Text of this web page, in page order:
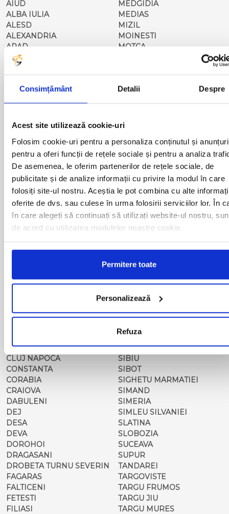
Consimțământ Detalii Despre
Acest site utilizează cookie-uri
Folosim cookie-uri pentru a personaliza conținutul și
pentru a oferi funcții de rețele sociale și pentru a analiza
De asemenea, le oferim partenerilor de rețele sociale, de
publicitate și de analize informații cu privire la modul în care
folosiți site-ul nostru. Aceștia le pot combina cu alte
oferite de dvs. sau culese în urma folosirii serviciilor lor. În
în care alegeți să continuați să utilizați website-ul nostru,
de acord cu utilizarea modulelor noastre cookie.
Permitere toate
Personalizează
Refuza
AIUD
ALBA IULIA
ALESD
ALEXANDRIA
ARAD
BACAU
BAIA MARE
BAILESTI
BALS-IS
BARCA
BECHET
BECLEAN
BISTRET
BISTRITA
BLAJ
BOTOSANI
BRAILA
BRASOV
BUCURESTI AGENTIE
BUZAU
CALAFAT
CAMPULUNG
CARANSEBES
CERNAVODA
CLUJ NAPOCA
CONSTANTA
CORABIA
CRAIOVA
DABULENI
DEJ
DESA
DEVA
DOROHOI
DRAGASANI
DROBETA TURNU SEVERIN
FAGARAS
FALTICENI
FETESTI
FILIASI
MEDGIDIA
MEDIAS
MIZIL
MOINESTI
MOTCA
ORADEA
PERICEI
PETROSANI
PIATRA NEAMT
PISCU VECHI
PITESTI
PLOIESTI
PODARI
POIANA MARE
RADOVAN
RAST
REGHIN
RESITA
RM. VALCEA
ROSIORII DE VEDE
SADOVA
SARMASAG
SATU MARE
SEBES
SEGARCEA
SIBIU
SIBOT
SIGHETU MARMATIEI
SIMAND
SIMERIA
SIMLEU SILVANIEI
SLATINA
SLOBOZIA
SUCEAVA
SUPUR
TANDAREI
TARGOVISTE
TARGU FRUMOS
TARGU JIU
TARGU MURES